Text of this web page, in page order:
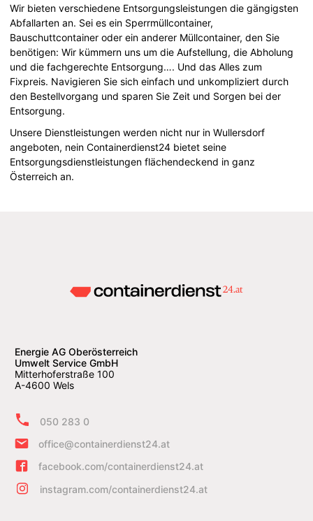
Wir bieten verschiedene Entsorgungsleistungen die gängigsten
Abfallarten an. Sei es ein Sperrmüllcontainer,
Bauschuttcontainer oder ein anderer Müllcontainer, den Sie
benötigen: Wir kümmern uns um die Aufstellung, die Abholung
und die fachgerechte Entsorgung…. Und das Alles zum
Fixpreis. Navigieren Sie sich einfach und unkompliziert durch
den Bestellvorgang und sparen Sie Zeit und Sorgen bei der
Entsorgung.
Unsere Dienstleistungen werden nicht nur in Wullersdorf
angeboten, nein Containerdienst24 bietet seine
Entsorgungsdienstleistungen flächendeckend in ganz
Österreich an.
Energie AG Oberösterreich
Umwelt Service GmbH
Mitterhoferstraße 100
A-4600 Wels
050 283 0
office@containerdienst24.at
facebook.com/containerdienst24.at
instagram.com/containerdienst24.at